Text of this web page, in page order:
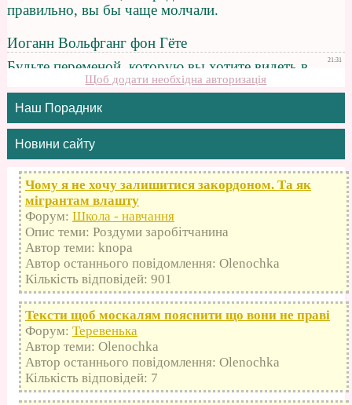
Щоб додати необхідна авторизація
Наш Порадник
Новини сайту
Чому я не хочу залишитися закордоном. Та як
мігрантам влашту
Форум: Школа - навчання
Опис теми: Роздуми заробітчанина
Автор теми: knopa
Автор останнього повідомлення: Olenochka
Кількість відповідей: 901
Тексти щоб москалям пояснити що вони не праві
Форум: Теревенька
Автор теми: Olenochka
Автор останнього повідомлення: Olenochka
Кількість відповідей: 7